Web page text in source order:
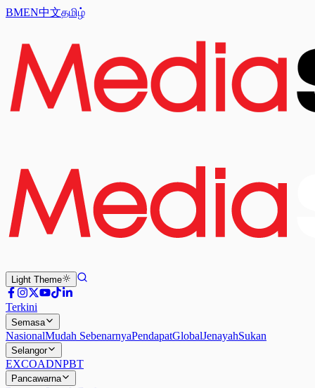
BMEN中文தமிழ்
Light Theme
Terkini
Semasa
NasionalMudah SebenarnyaPendapatGlobalJenayahSukan
Selangor
EXCOADNPBT
Pancawarna